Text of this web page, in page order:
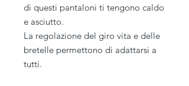
di questi pantaloni ti tengono caldo
e asciutto.
La regolazione del giro vita e delle
bretelle permettono di adattarsi a
tutti.